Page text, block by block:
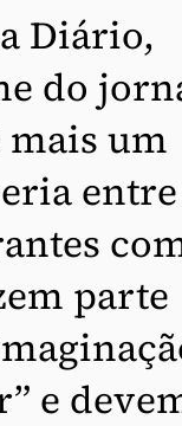
Diário,
do
mais um
parte
e